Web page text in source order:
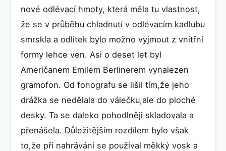
nové odlévací hmoty, která měla tu vlastnost,
že se v průběhu chladnutí v odlévacím kadlubu
smrskla a odlitek bylo možno vyjmout z vnitřní
formy lehce ven. Asi o deset let byl
Američanem Emilem Berlinerem vynalezen
gramofon. Od fonografu se lišil tím,že jeho
drážka se nedělala do válečku,ale do ploché
desky. Ta se daleko pohodlněji skladovala a
přenášela. Důležitějším rozdílem bylo však
to,že při nahrávání se používal měkký vosk a